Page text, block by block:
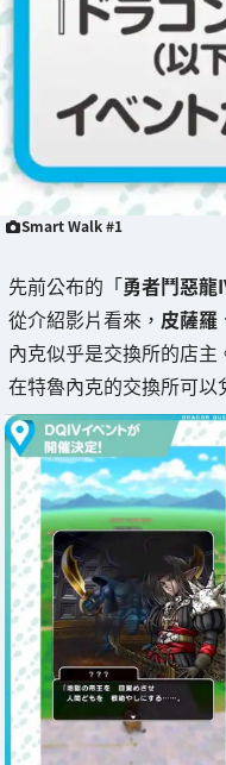
Smart Walk #1
先前公布的「勇者鬥惡龍
從介紹影片看來， 皮薩羅
內克似乎是交換所的店主
在特魯內克的交換所可以